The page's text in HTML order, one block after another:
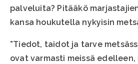
palveluita? Pitääkö
kansa houkutella nykyisin
”Tiedot, taidot ja tarve
ovat varmasti meissä